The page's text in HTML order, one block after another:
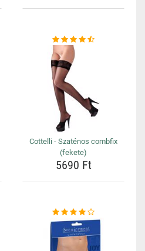
Cottelli - Szaténos combfix
(fekete)
5690 Ft